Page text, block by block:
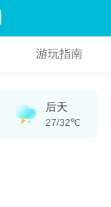
游玩指南
后天
27/32℃